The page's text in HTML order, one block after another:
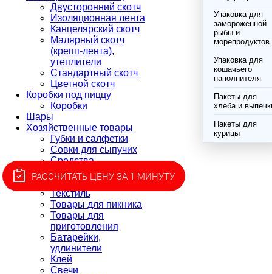
Двусторонний скотч
Изоляционная лента
Канцелярский скотч
Малярный скотч
(крепп-лента),
утеплители
Стандартный скотч
Цветной скотч
Коробки под пиццу
Коробки
Шары
Хозяйственные товары
Губки и салфетки
Совки для сыпучих
Средства
индивидуальной
защиты
Текстиль
Товары для пикника
Товары для
приготовления
Батарейки,
удлинители
Клей
Свечи
Упаковка для
замороженной
рыбы и
морепродуктов
Упаковка для
кошачьего
наполнителя
Пакеты для
хлеба и
Пакеты для
курицы
РАССЧИТАТЬ ЦЕНУ ЗА 1 МИНУТУ